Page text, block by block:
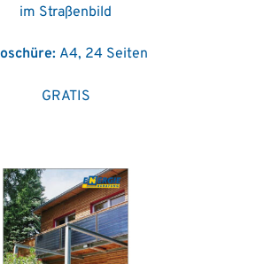
im Straßenbild
A4, 24 Seiten
GRATIS